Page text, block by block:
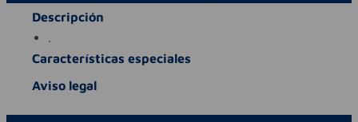
Descripción
.
Características especiales
Aviso legal